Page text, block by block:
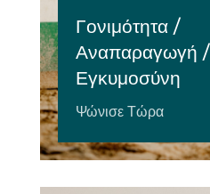
Γονιμότητα /
Αναπαραγωγή /
Εγκυμοσύνη
Ψώνισε Τώρα